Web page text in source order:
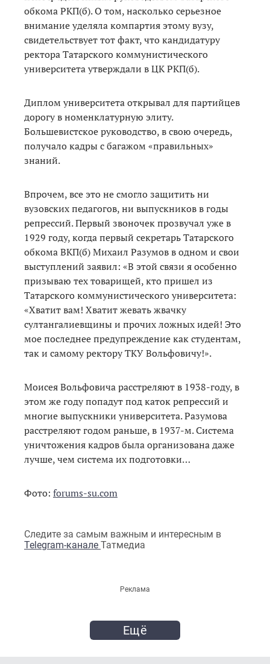
обкома РКП(б). О том, насколько серьезное
внимание уделяла компартия этому вузу,
свидетельствует тот факт, что кандидатуру
ректора Татарского коммунистического
университета утверждали в ЦК РКП(б).
Диплом университета открывал для партийцев
дорогу в номенклатурную элиту.
Большевистское руководство, в свою очередь,
получало кадры с багажом «правильных»
знаний.
Впрочем, все это не смогло защитить ни
вузовских педагогов, ни выпускников в годы
репрессий. Первый звоночек прозвучал уже в
1929 году, когда первый секретарь Татарского
обкома ВКП(б) Михаил Разумов в одном и свои
выступлений заявил: «В этой связи я особенно
призываю тех товарищей, кто пришел из
Татарского коммунистического университета:
«Хватит вам! Хватит жевать жвачку
султангалиевщины и прочих ложных идей! Это
мое последнее предупреждение как студентам,
так и самому ректору ТКУ Вольфовичу!».
Моисея Вольфовича расстреляют в 1938-году, в
этом же году попадут под каток репрессий и
многие выпускники университета. Разумова
расстреляют годом раньше, в 1937-м. Система
уничтожения кадров была организована даже
лучше, чем система их подготовки…
Фото: forums-su.com
Следите за самым важным и интересным в
Telegram-канале Татмедиа
Реклама
Ещё